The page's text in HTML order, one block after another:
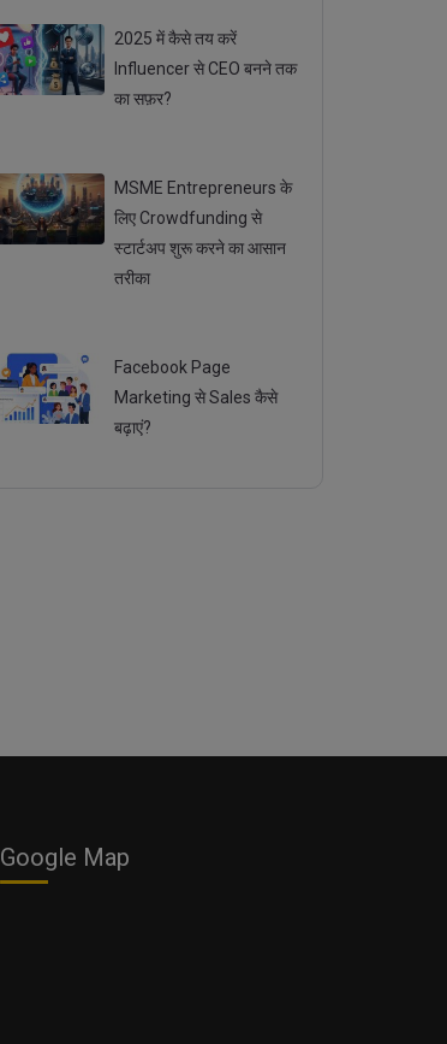
2025 में कैसे तय करें
Influencer से CEO बनने तक
का सफ़र?
MSME Entrepreneurs के
लिए Crowdfunding से
स्टार्टअप शुरू करने का आसान
तरीका
Facebook Page
Marketing से Sales कैसे
बढ़ाएं?
Google Map